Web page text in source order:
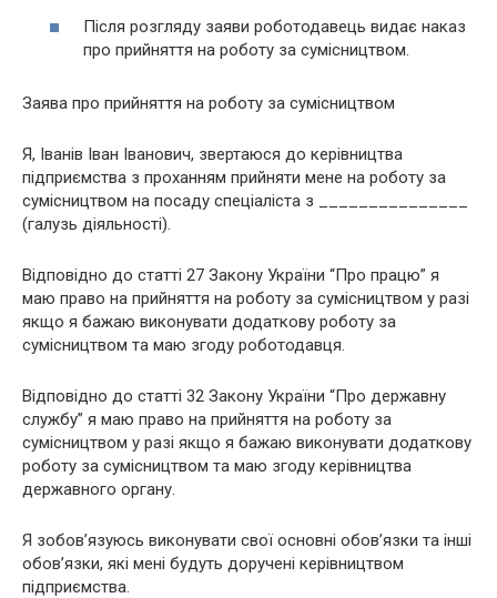
Після розгляду заяви роботодавець видає наказ
про прийняття на роботу за сумісництвом.
Заява про прийняття на роботу за сумісництвом
Я, Іванів Іван Іванович, звертаюся до керівництва
підприємства з проханням прийняти мене на роботу за
сумісництвом на посаду спеціаліста з _______________
(галузь діяльності).
Відповідно до статті 27 Закону України “Про працю” я
маю право на прийняття на роботу за сумісництвом у разі
якщо я бажаю виконувати додаткову роботу за
сумісництвом та маю згоду роботодавця.
Відповідно до статті 32 Закону України “Про державну
службу” я маю право на прийняття на роботу за
сумісництвом у разі якщо я бажаю виконувати додаткову
роботу за сумісництвом та маю згоду керівництва
державного органу.
Я зобов’язуюсь виконувати свої основні обов’язки та інші
обов’язки, які мені будуть доручені керівництвом
підприємства.